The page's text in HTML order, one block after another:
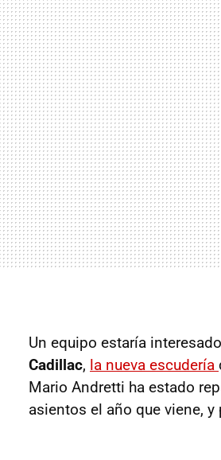
Un equipo estaría
Cadillac, la nueva escudería
Mario Andretti ha estado
asientos el año que viene,